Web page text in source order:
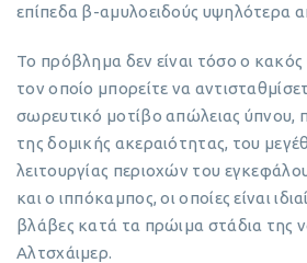
επίπεδα β-αμυλοειδούς υψηλότερα
Το πρόβλημα δεν είναι τόσο ο κακός
τον οποίο μπορείτε να
σωρευτικό μοτίβο απώλειας ύπνου,
της δομικής ακεραιότητας, του
λειτουργίας περιοχών του
και ο ιππόκαμπος, οι οποίες είναι
βλάβες κατά τα πρώιμα στάδια της
Αλτσχάιμερ.